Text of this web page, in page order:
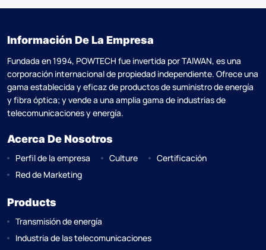
Información De La Empresa
Fundada en 1994, POWTECH fue invertida por TAlWAN, es una
corporación internacional de propiedad independiente. Ofrece una
gama establecida y eficaz de productos de suministro de energía
y fibra óptica; y vende a una amplia gama de industrias de
telecomunicaciones y energía.
Acerca De Nosotros
Perfil de la empresa Culture
Certificación
Red de Marketing
Products
Transmisión de energía
Industria de las telecomunicaciones